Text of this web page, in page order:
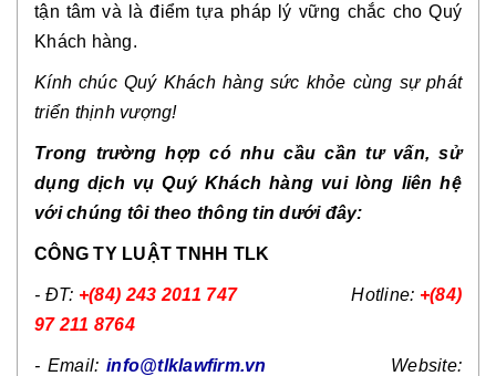
tận tâm và là điểm tựa pháp lý vững chắc cho Quý
Khách hàng.
Kính chúc Quý Khách hàng sức khỏe cùng sự phát
triển thịnh vượng!
Trong trường hợp có nhu cầu cần tư vấn, sử
dụng dịch vụ Quý Khách hàng vui lòng liên hệ
với chúng tôi theo thông tin dưới đây:
CÔNG TY LUẬT TNHH TLK
- ĐT: +(84) 243 2011 747Hotline: +(84)
97 211 8764
- Email: info@tlklawfirm.vn
Website: